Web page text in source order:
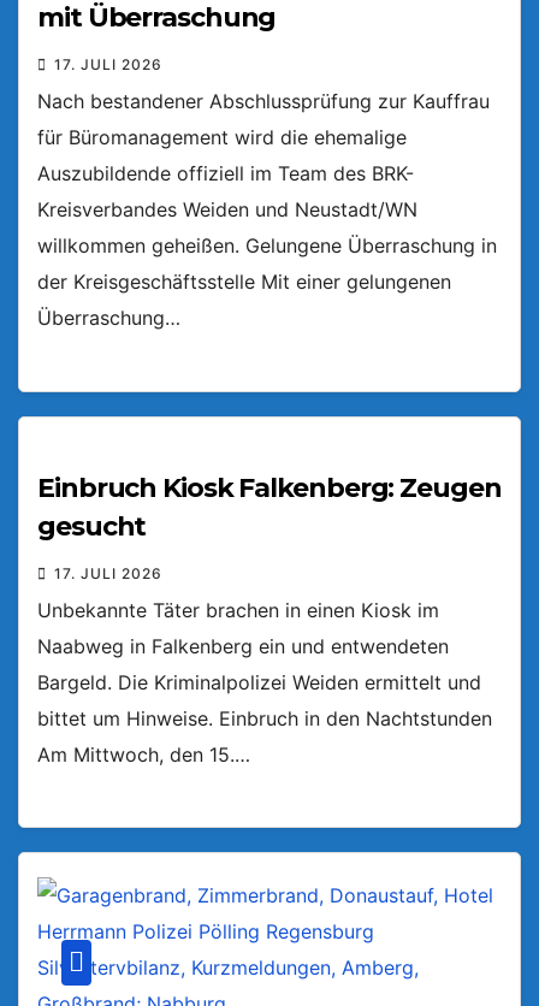
mit Überraschung
17. JULI 2026
Nach bestandener Abschlussprüfung zur Kauffrau
für Büromanagement wird die ehemalige
Auszubildende offiziell im Team des BRK-
Kreisverbandes Weiden und Neustadt/WN
willkommen geheißen. Gelungene Überraschung in
der Kreisgeschäftsstelle Mit einer gelungenen
Überraschung…
Einbruch Kiosk Falkenberg: Zeugen
gesucht
17. JULI 2026
Unbekannte Täter brachen in einen Kiosk im
Naabweg in Falkenberg ein und entwendeten
Bargeld. Die Kriminalpolizei Weiden ermittelt und
bittet um Hinweise. Einbruch in den Nachtstunden
Am Mittwoch, den 15.…